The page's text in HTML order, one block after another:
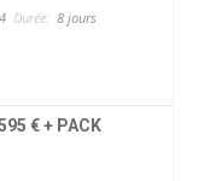
Durée: 8 jours
€ + PACK